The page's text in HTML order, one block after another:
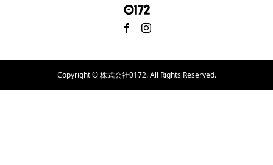
Copyright ©株式会社0172. All Rights Reserved.